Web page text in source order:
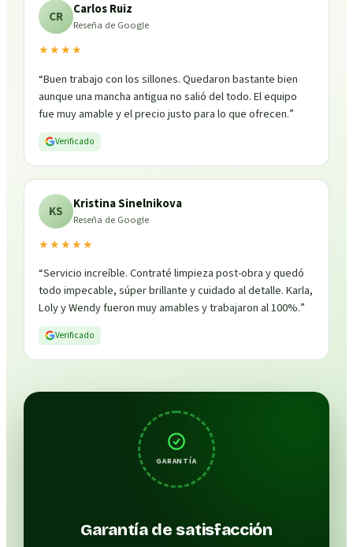
CR Carlos Ruiz
Reseña de Google
★★★★
“Buen trabajo con los sillones. Quedaron bastante bien
aunque una mancha antigua no salió del todo. El equipo
fue muy amable y el precio justo para lo que ofrecen.”
Verificado
KS Kristina Sinelnikova
Reseña de Google
★★★★★
“Servicio increíble. Contraté limpieza post-obra y quedó
todo impecable, súper brillante y cuidado al detalle. Karla,
Loly y Wendy fueron muy amables y trabajaron al 100%.”
Verificado
GARANTÍA
Garantía de satisfacción